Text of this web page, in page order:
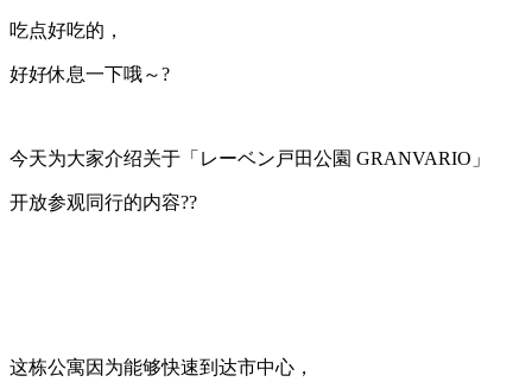
吃点好吃的，
好好休息一下哦～?
今天为大家介绍关于「レーベン戸田公園 GRANVARIO」
开放参观同行的内容??
这栋公寓因为能够快速到达市中心，